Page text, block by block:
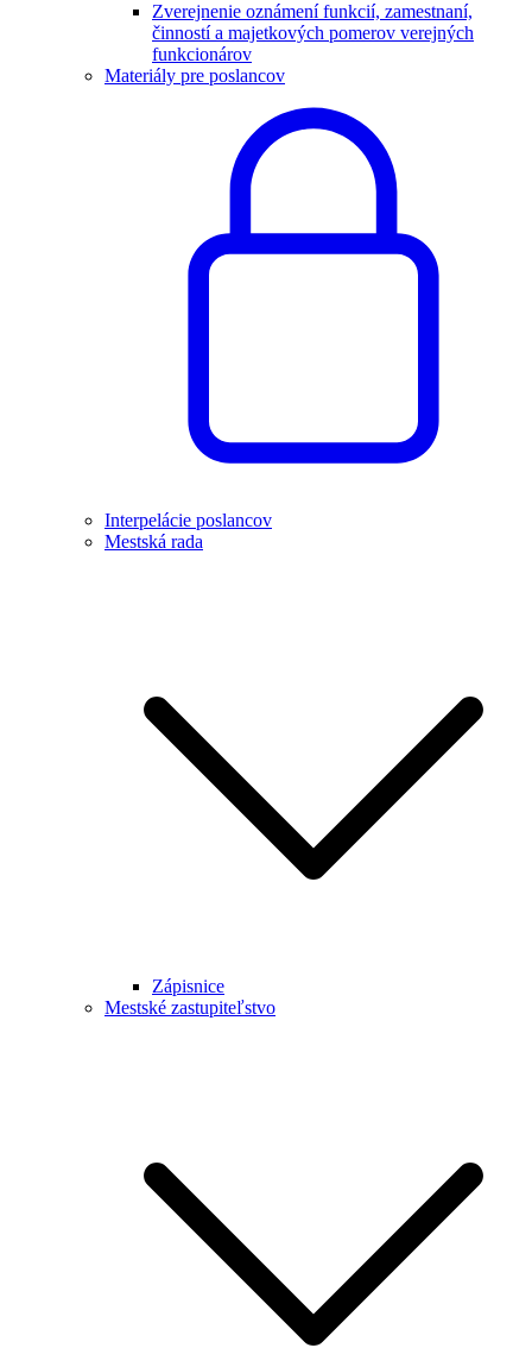
Zverejnenie oznámení funkcií, zamestnaní,
činností a majetkových pomerov verejných
funkcionárov
Materiály pre poslancov
Interpelácie poslancov
Mestská rada
Zápisnice
Mestské zastupiteľstvo